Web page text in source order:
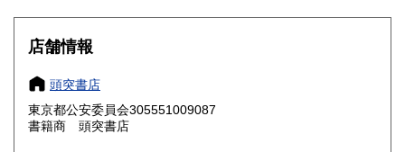
1,800円 1,800円
岐阜県
愛知県
滋賀県
店舗情報
頭突書店
東京都公安委員会305551009087
書籍商 頭突書店